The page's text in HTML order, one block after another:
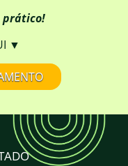
de
a
o Brasil?
prático!
▼